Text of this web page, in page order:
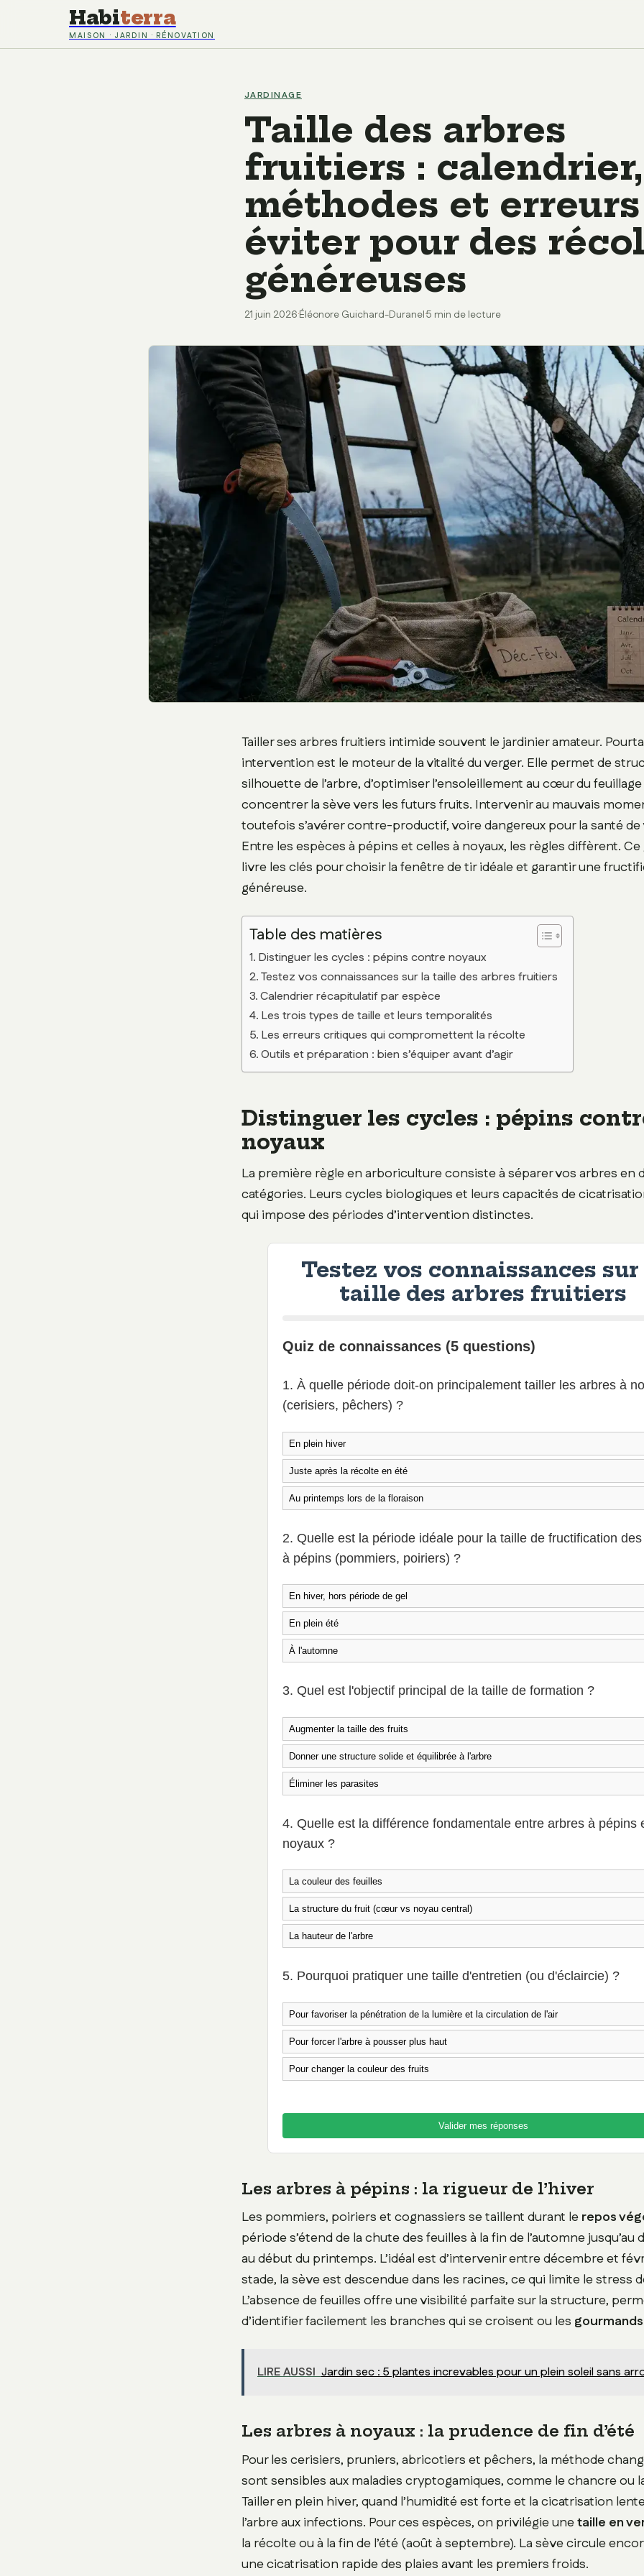
Habiterra
MAISON · JARDIN · RÉNOVATION
JARDINAGE
Taille des arbres
fruitiers : calendrier,
méthodes et
éviter pour des
généreuses
21 juin 2026·Éléonore Guichard-Duranel·5 min de lecture
Tailler ses arbres fruitiers intimide souvent le jardinier amateur.
intervention est le moteur de la vitalité du verger. Elle permet de
silhouette de l’arbre, d’optimiser l’ensoleillement au cœur du
concentrer la sève vers les futurs fruits. Intervenir au mauvais
toutefois s’avérer contre-productif, voire dangereux pour la santé de
Entre les espèces à pépins et celles à noyaux, les règles diffèrent.
livre les clés pour choisir la fenêtre de tir idéale et garantir une
généreuse.
Table des matières
Distinguer les cycles : pépins contre noyaux
Testez vos connaissances sur la taille des arbres fruitiers
Calendrier récapitulatif par espèce
Les trois types de taille et leurs temporalités
Les erreurs critiques qui compromettent la récolte
Outils et préparation : bien s’équiper avant d’agir
Distinguer les cycles : pépins
noyaux
La première règle en arboriculture consiste à séparer vos arbres en
catégories. Leurs cycles biologiques et leurs capacités de
qui impose des périodes d’intervention distinctes.
Testez vos connaissances sur
taille des arbres fruitiers
Quiz de connaissances (5 questions)
1. À quelle période doit-on principalement tailler les arbres à
(cerisiers, pêchers) ?
En plein hiver
Juste après la récolte en été
Au printemps lors de la floraison
2. Quelle est la période idéale pour la taille de fructification
à pépins (pommiers, poiriers) ?
En hiver, hors période de gel
En plein été
À l'automne
3. Quel est l'objectif principal de la taille de formation ?
Augmenter la taille des fruits
Donner une structure solide et équilibrée à l'arbre
Éliminer les parasites
4. Quelle est la différence fondamentale entre arbres à pépins
noyaux ?
La couleur des feuilles
La structure du fruit (cœur vs noyau central)
La hauteur de l'arbre
5. Pourquoi pratiquer une taille d'entretien (ou d'éclaircie) ?
Pour favoriser la pénétration de la lumière et la circulation de l'air
Pour forcer l'arbre à pousser plus haut
Pour changer la couleur des fruits
Valider mes réponses
Les arbres à pépins : la rigueur de l’hiver
Les pommiers, poiriers et cognassiers se taillent durant lerepos
période s’étend de la chute des feuilles à la fin de l’automne
au début du printemps. L’idéal est d’intervenir entre décembre et
stade, la sève est descendue dans les racines, ce qui limite le stress
L’absence de feuilles offre une visibilité parfaite sur la structure,
d’identifier facilement les branches qui se croisent ou les gourmands
LIRE AUSSI Jardin sec : 5 plantes increvables pour un plein soleil sans
Les arbres à noyaux : la prudence de fin d’été
Pour les cerisiers, pruniers, abricotiers et pêchers, la méthode
sont sensibles aux maladies cryptogamiques, comme le chancre ou
Tailler en plein hiver, quand l’humidité est forte et la cicatrisation
l’arbre aux infections. Pour ces espèces, on privilégie unetaille en
la récolte ou à la fin de l’été (août à septembre). La sève circule
une cicatrisation rapide des plaies avant les premiers froids.